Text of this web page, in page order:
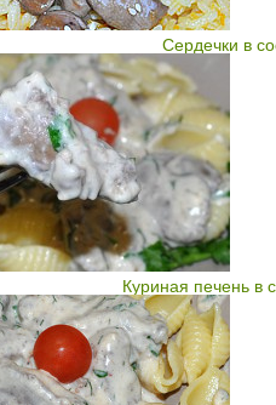
Сердечки в
Куриная печень в